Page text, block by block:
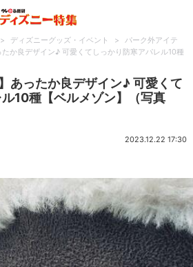
> ディズニーグッズ・イベント >
パーク外アイテ
たか良デザイン♪ 可愛くてしっかり防寒アパレル10種
あったか良デザイン♪ 可愛くて
10種【ベルメゾン】（写真
2023.12.22 17:30